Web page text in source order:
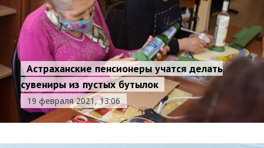
Астраханские пенсионеры учатся делать
сувениры из пустых бутылок
19 февраля 2021, 13:06